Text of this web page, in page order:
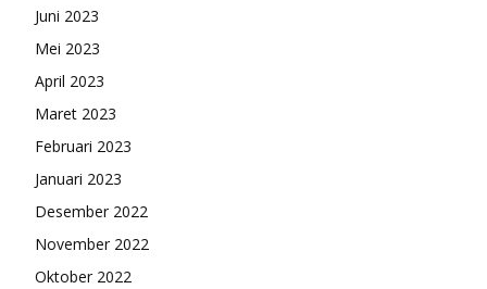
Juni 2023
Mei 2023
April 2023
Maret 2023
Februari 2023
Januari 2023
Desember 2022
November 2022
Oktober 2022